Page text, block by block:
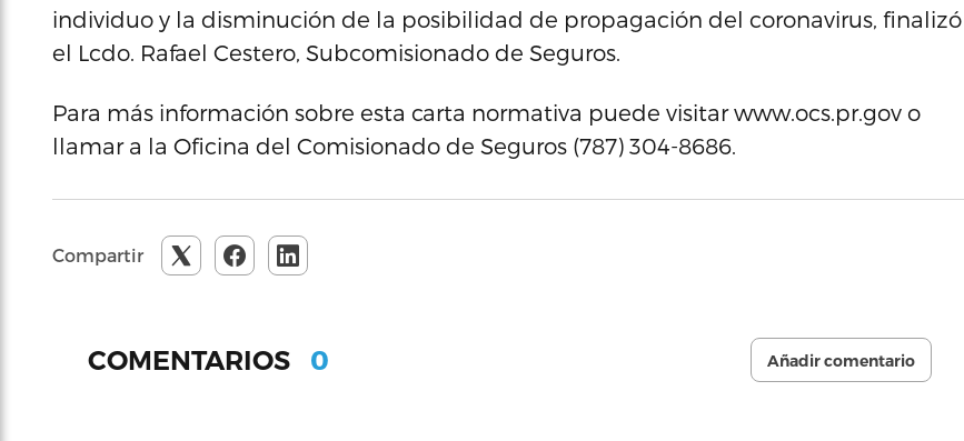
individuo y la disminución de la posibilidad de propagación del coronavirus, finalizó
el Lcdo. Rafael Cestero, Subcomisionado de Seguros.
Para más información sobre esta carta normativa puede visitar www.ocs.pr.gov o
llamar a la Oficina del Comisionado de Seguros (787) 304-8686.
Compartir
COMENTARIOS 0 Añadir comentario